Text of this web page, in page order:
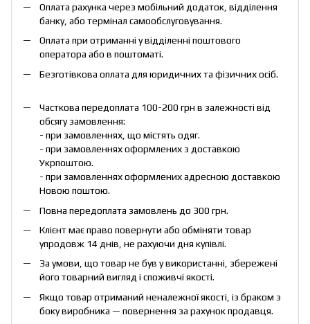
Оплата рахунка через мобільний додаток, відділення
банку, або термінал самообслуговування.
Оплата при отриманні у відділенні поштового
оператора або в поштоматі.
Безготівкова оплата для юридичних та фізичних осіб.
Часткова передоплата 100-200 грн в залежності від
обсягу замовлення:
- при замовленнях, що містять одяг.
- при замовленнях оформлених з доставкою
Укрпоштою.
- при замовленнях оформлених адресною доставкою
Новою поштою.
Повна передоплата замовлень до 300 грн.
Клієнт має право повернути або обміняти товар
упродовж 14 днів, не рахуючи дня купівлі.
За умови, що товар не був у використанні, збережені
його товарний вигляд і споживчі якості.
Якщо товар отриманий неналежної якості, із браком з
боку виробника — повернення за рахунок продавця.